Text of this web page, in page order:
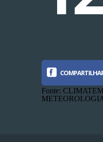
Fonte: